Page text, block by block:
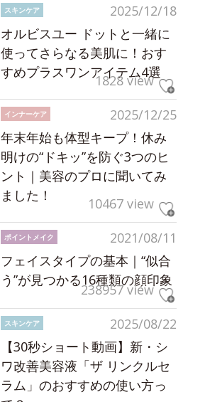
2025/12/18
スキンケア
オルビスユー ドットと一緒に
使ってさらなる美肌に！おす
すめプラスワンアイテム4選
1828 view
2025/12/25
インナーケア
年末年始も体型キープ！休み
明けの“ドキッ”を防ぐ3つのヒ
ント｜美容のプロに聞いてみ
ました！
10467 view
2021/08/11
ポイントメイク
フェイスタイプの基本｜“似合
う”が見つかる16種類の顔印象
238957 view
2025/08/22
スキンケア
【30秒ショート動画】新・シ
ワ改善美容液「ザ リンクルセ
ラム」のおすすめの使い方っ